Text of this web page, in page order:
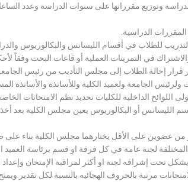
الدراسة وتوزيع مقرراتها على سنوات الدراسة
الدراسية.
التدريب للطلاب في أقسام الليسانس والبكالوريوس
في التمرينات العملية أو قاعات البحث وفقاً
قرار إحالة الطلاب إلى مجلس التأديب من رئيس
الجامعة ولعميد الكلية وللأساتذة والأساتذة
اللوائح الداخلية للكليات تحديد نظم الامتحانات
بقسم الليسانس أو البكالوريوس يعين مجلس الكلية
عضوين على الأقل يختارهما مجلس الكلية بناء
لجنة عامة في كل فرقة او قسم برئاسة العميد
تحت إشرافه لجنة او أكثر لمراقبة الإمتحان وإعداد
مرتبة بالحروف الهجائيه بالنسبة لكل تقدير